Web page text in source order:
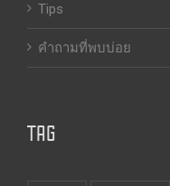
Tips
คำถามที่พบบ่อย
TAG